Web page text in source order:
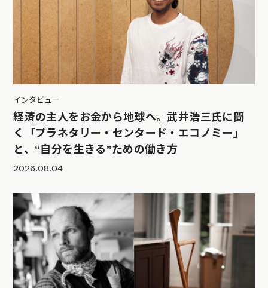
インタビュー
経済の主人をお金から地球へ。武井浩三氏に聞
く「プラネタリー・センタード・エコノミー」
と、“自分を生きる”ための働き方
2026.08.04